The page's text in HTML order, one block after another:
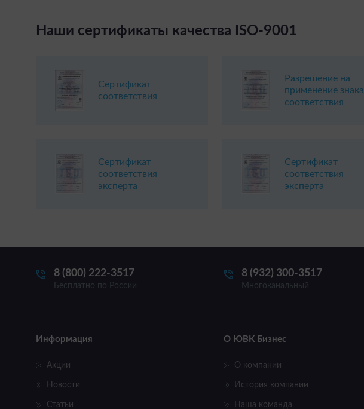
Наши сертификаты качества ISO-9001
Сертификат
соответствия
Разрешение на
применение знака
соответствия
Сертификат
соответствия
эксперта
Сертификат
соответствия
эксперта
8 (800) 222-3517
Бесплатно по России
8 (932) 300-3517
Многоканальный
Информация
Акции
Новости
Статьи
О ЮВК Бизнес
О компании
История компании
Наша команда